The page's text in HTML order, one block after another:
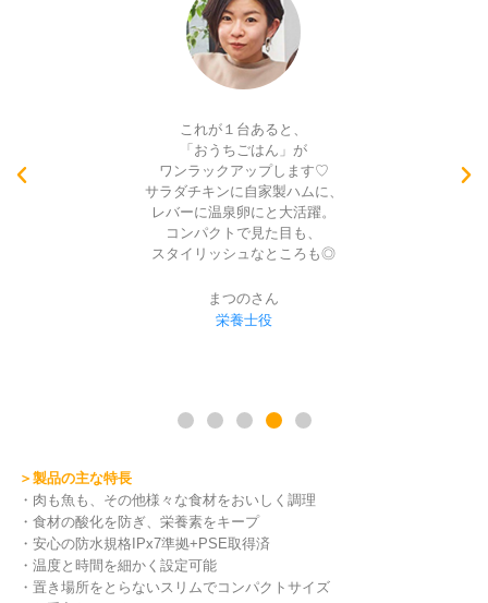
じっくりと調理していくことで、
味の旨みを引き出せる、
わりと玄人の方好みのアイテムだと思いました。
（自分がそこまで馴染みのない物だから）
従来のものよりコンパクトで、
テーブルや台所のスペースを
取らないので良いと思います。
中嶋時男さん
夫役
＞製品の主な特長
・肉も魚も、その他様々な食材をおいしく調理
・食材の酸化を防ぎ、栄養素をキープ
・安心の防水規格IPx7準拠+PSE取得済
・温度と時間を細かく設定可能
・置き場所をとらないスリムでコンパクトサイズ